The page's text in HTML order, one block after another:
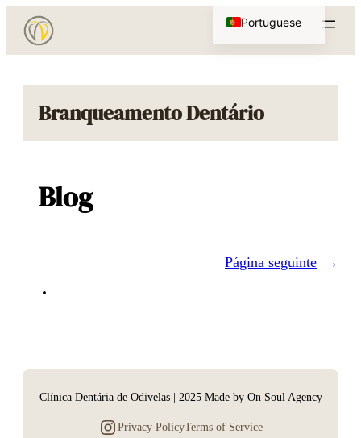
Saltar
para
Branqueamento Dentário
Blog
Página seguinte →
Clínica Dentária de Odivelas | 2025 Made by On Soul Agency
Instagram Privacy PolicyTerms of Service
Portuguese
English